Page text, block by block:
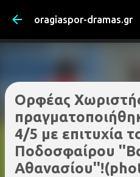
Μετάβαση στο
oragiaspor-dramas.gr
Ορφέας
4/5 με επιτυχία
Ποδοσφαίρου